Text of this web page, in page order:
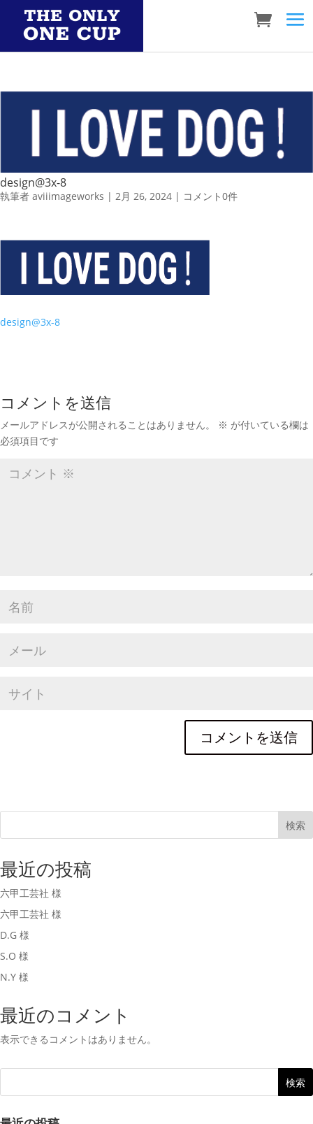
design@3x-8
執筆者 aviiimageworks | 2月 26, 2024 | コメント0件
design@3x-8
コメントを送信
メールアドレスが公開されることはありません。 ※ が付いている欄は
必須項目です
検索
最近の投稿
六甲工芸社 様
六甲工芸社 様
D.G 様
S.O 様
N.Y 様
最近のコメント
表示できるコメントはありません。